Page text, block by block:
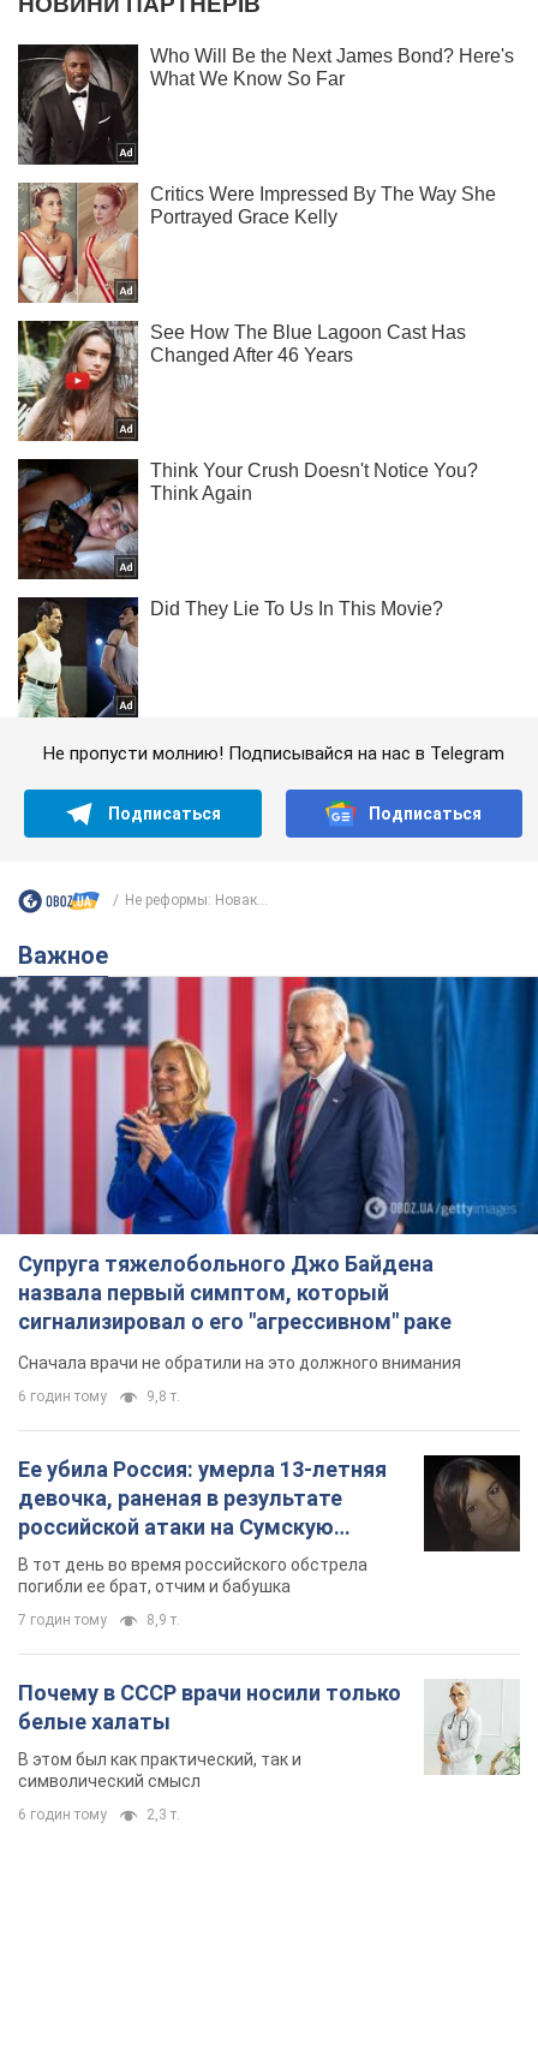
Не пропусти молнию! Подписывайся на нас в Telegram
Подписаться Подписаться
Не реформы: Новак...
Важное
Супруга тяжелобольного Джо Байдена
назвала первый симптом, который
сигнализировал о его "агрессивном" раке
Сначала врачи не обратили на это должного внимания
6 годин тому 9,8 т.
Ее убила Россия: умерла 13-летняя
девочка, раненая в результате
российской атаки на Сумскую
область. Фото
В тот день во время российского обстрела
погибли ее брат, отчим и бабушка
7 годин тому 8,9 т.
Почему в СССР врачи носили только
белые халаты
В этом был как практический, так и
символический смысл
6 годин тому 2,3 т.